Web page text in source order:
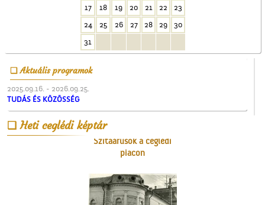
17 18 19 20 21 22
23
24
25 26 27 28 29
30
31
Aktuális programok
2025.09.16. - 2026.09.25.
TUDÁS ÉS KÖZÖSSÉG
Heti ceglédi képtárSzitaárusok a ceglédi
piacon